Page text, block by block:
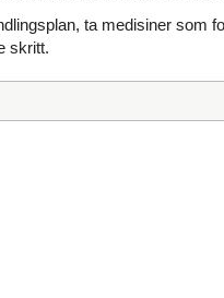
ta medisiner som
skritt.